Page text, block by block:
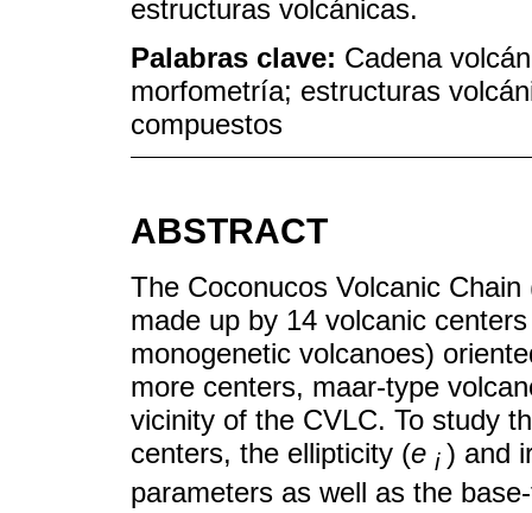
estructuras volcánicas.
Palabras clave: Cadena
morfometría; estructuras
compuestos
ABSTRACT
The Coconucos Volcanic
made up by 14 volcanic
monogenetic volcanoes)
more centers, maar-type
vicinity of the CVLC. To study
centers, the ellipticity (e i ) and
parameters as well as the